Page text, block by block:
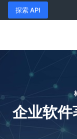
探索 API
企业软件